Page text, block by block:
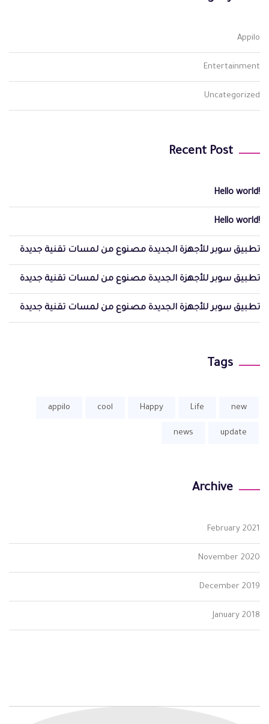
Appilo
Entertainment
Uncategorized
Recent Post
Hello world!
Hello world!
تطبيق سوبر للأجهزة الجديدة مصنوع من لمسات تقنية جديدة
تطبيق سوبر للأجهزة الجديدة مصنوع من لمسات تقنية جديدة
تطبيق سوبر للأجهزة الجديدة مصنوع من لمسات تقنية جديدة
Tags
appilo cool Happy Life new
news update
Archive
February 2021
November 2020
December 2019
January 2018